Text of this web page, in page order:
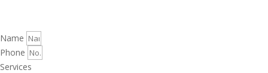
Name
Phone
Services